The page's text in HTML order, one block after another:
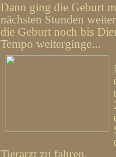
Dann ging die Geburt
nächsten Stunden
die Geburt noch bis
Tempo weiterginge...
Tierarzt zu fahren.